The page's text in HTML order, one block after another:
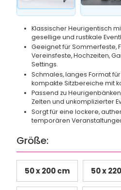
Klassischer Heurigentisch
gesellige und rustikale
Geeignet für Sommerfeste,
Vereinsfeste, Hochzeiten,
Settings.
Schmales, langes Format
kompakte Sitzbereiche mit
Passend zu
Zelten und unkomplizierter
Sorgt für eine lockere,
temporären
Größe:
50 x 200 cm 50 x